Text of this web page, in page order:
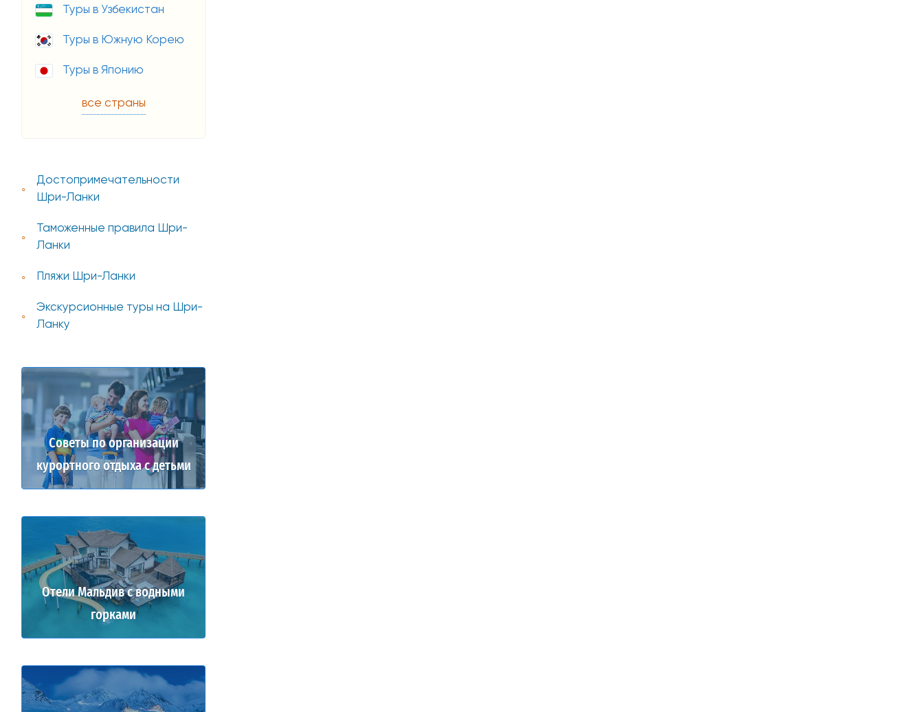
Туры в Узбекистан
Туры в Южную Корею
Туры в Японию
все страны
Достопримечательности
Шри-Ланки
Таможенные правила Шри-
Ланки
Пляжи Шри-Ланки
Экскурсионные туры на Шри-
Ланку
Советы по организации
курортного отдыха с детьми
Отели Мальдив с водными
горками